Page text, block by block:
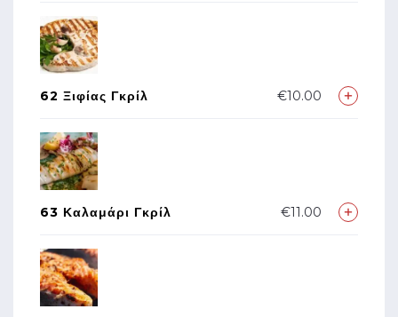
62 Ξιφίας Γκρίλ €10.00
63 Καλαμάρι Γκρίλ €11.00